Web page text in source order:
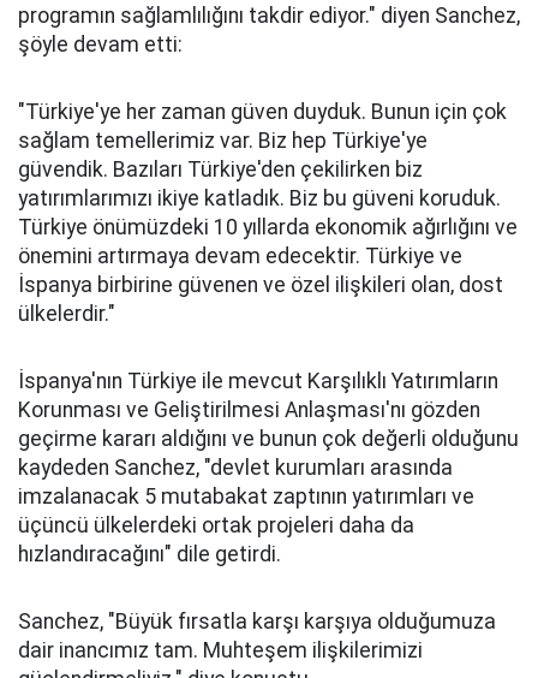
programın sağlamlılığını takdir ediyor." diyen Sanchez,
şöyle devam etti:
"Türkiye'ye her zaman güven duyduk. Bunun için çok
sağlam temellerimiz var. Biz hep Türkiye'ye
güvendik. Bazıları Türkiye'den çekilirken biz
yatırımlarımızı ikiye katladık. Biz bu güveni koruduk.
Türkiye önümüzdeki 10 yıllarda ekonomik ağırlığını ve
önemini artırmaya devam edecektir. Türkiye ve
İspanya birbirine güvenen ve özel ilişkileri olan, dost
ülkelerdir."
İspanya'nın Türkiye ile mevcut Karşılıklı Yatırımların
Korunması ve Geliştirilmesi Anlaşması'nı gözden
geçirme kararı aldığını ve bunun çok değerli olduğunu
kaydeden Sanchez, "devlet kurumları arasında
imzalanacak 5 mutabakat zaptının yatırımları ve
üçüncü ülkelerdeki ortak projeleri daha da
hızlandıracağını" dile getirdi.
Sanchez, "Büyük fırsatla karşı karşıya olduğumuza
dair inancımız tam. Muhteşem ilişkilerimizi